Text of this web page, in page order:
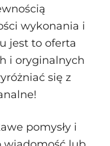
wykonania i
jest to oferta
i oryginalnych
się z
pomysły i